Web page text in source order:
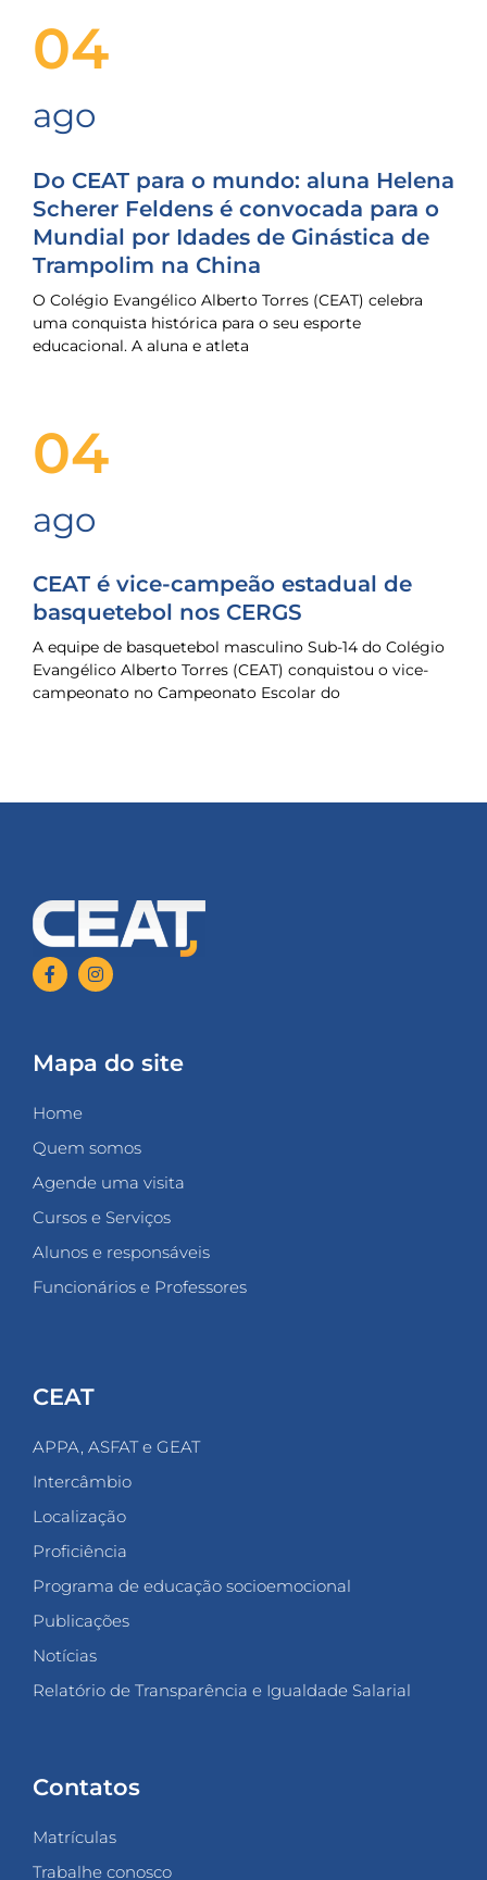
04
ago
Do CEAT para o mundo: aluna Helena
Scherer Feldens é convocada para o
Mundial por Idades de Ginástica de
Trampolim na China
O Colégio Evangélico Alberto Torres (CEAT) celebra
uma conquista histórica para o seu esporte
educacional. A aluna e atleta
04
ago
CEAT é vice-campeão estadual de
basquetebol nos CERGS
A equipe de basquetebol masculino Sub-14 do Colégio
Evangélico Alberto Torres (CEAT) conquistou o vice-
campeonato no Campeonato Escolar do
Mapa do site
Home
Quem somos
Agende uma visita
Cursos e Serviços
Alunos e responsáveis
Funcionários e Professores
CEAT
APPA, ASFAT e GEAT
Intercâmbio
Localização
Proficiência
Programa de educação socioemocional
Publicações
Notícias
Relatório de Transparência e Igualdade Salarial
Contatos
Matrículas
Trabalhe conosco